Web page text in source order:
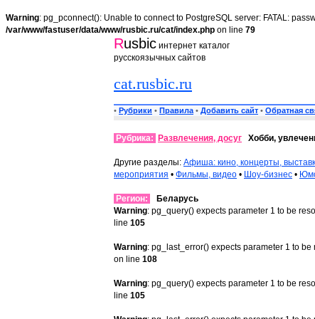
Warning: pg_pconnect(): Unable to connect to PostgreSQL server: FATAL:
/var/www/fastuser/data/www/rusbic.ru/cat/index.php on line 79
Rusbic интернет каталог
русскоязычных сайтов
cat.rusbic.ru
• Рубрики • Правила • Добавить сайт • Обратная
Рубрика: Развлечения, досуг Хобби,
Другие разделы: Афиша: кино, концерты,
мероприятия • Фильмы, видео • Шоу-бизнес •
Регион:
Беларусь
Warning: pg_query() expects parameter 1 to be
line 105
Warning: pg_last_error() expects parameter 1 to
on line 108
Warning: pg_query() expects parameter 1 to be
line 105